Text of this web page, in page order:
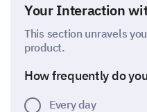
Your Interaction
This section unravels
product.
How frequently do
Every day